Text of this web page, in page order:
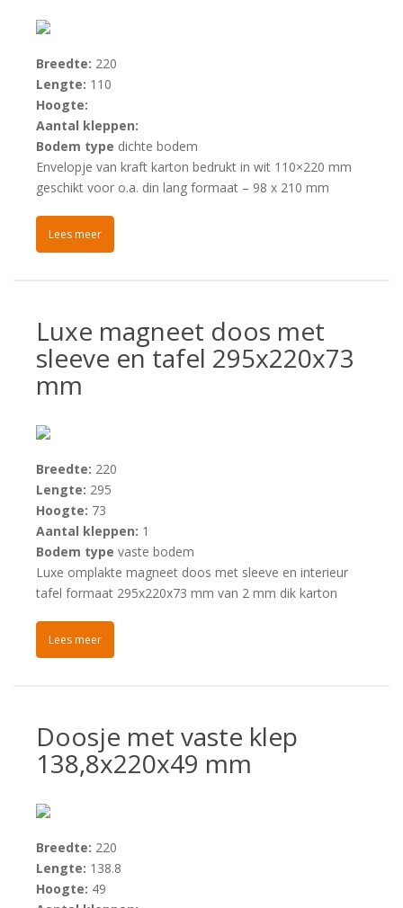
Breedte: 220
Lengte: 110
Hoogte:
Aantal kleppen:
Bodem type dichte bodem
Envelopje van kraft karton bedrukt in wit 110×220 mm
geschikt voor o.a. din lang formaat – 98 x 210 mm
Lees meer
Luxe magneet doos met
sleeve en tafel 295x220x73
mm
Breedte: 220
Lengte: 295
Hoogte: 73
Aantal kleppen: 1
Bodem type vaste bodem
Luxe omplakte magneet doos met sleeve en interieur
tafel formaat 295x220x73 mm van 2 mm dik karton
Lees meer
Doosje met vaste klep
138,8x220x49 mm
Breedte: 220
Lengte: 138.8
Hoogte: 49